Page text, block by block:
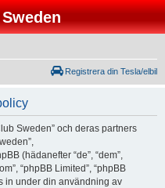
Registrera din Tesla/elbil
Sweden” och deras partners
(hädanefter “de”, “dem”,
“phpBB Limited”, “phpBB
in under din användning av